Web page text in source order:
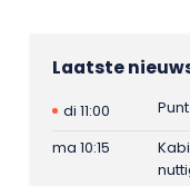
Laatste
di 11:00
ma 10:15